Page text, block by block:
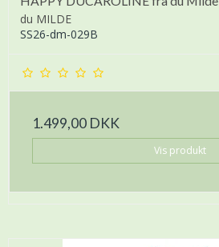
du MILDE
SS26-dm-029B
1.499,00 DKK
Vis produkt